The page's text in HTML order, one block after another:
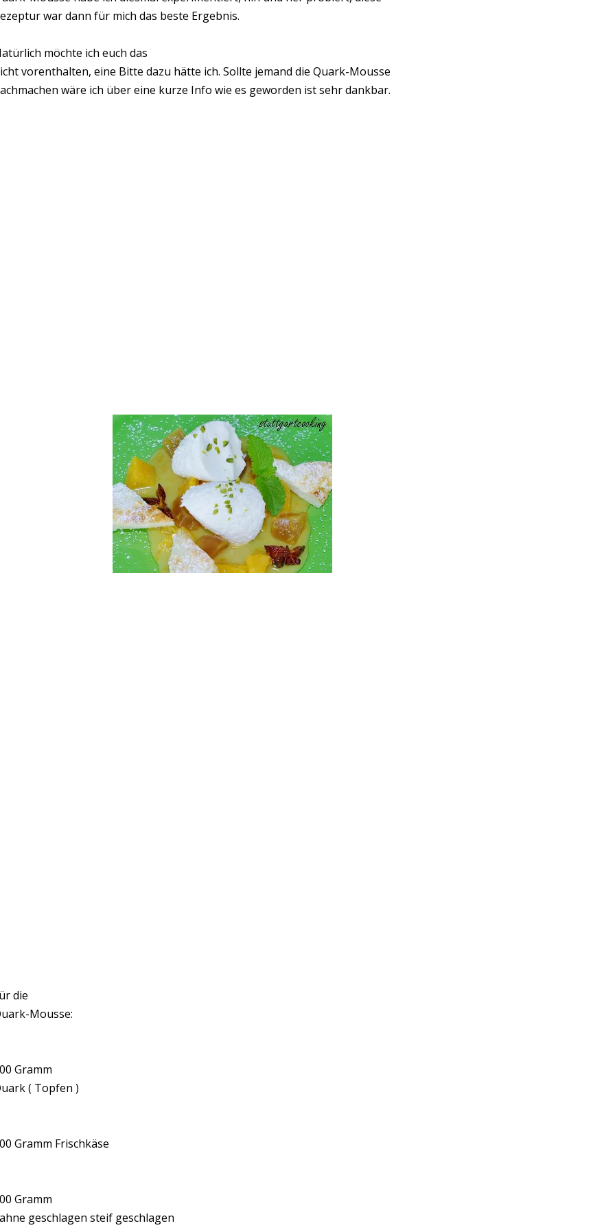
war dann für mich das beste Ergebnis.
möchte ich euch das
vorenthalten, eine Bitte dazu hätte ich. Sollte jemand die Quark-Mousse
wäre ich über eine kurze Info wie es geworden ist sehr dankbar.
die
Mousse:
Gramm
( Topfen )
Gramm Frischkäse
Gramm
geschlagen steif geschlagen